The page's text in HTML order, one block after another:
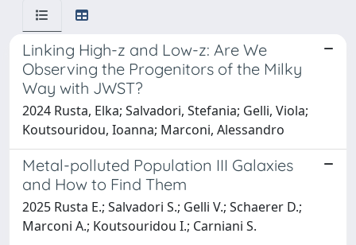
Linking High-z and Low-z: Are We
Observing the Progenitors of the Milky
Way with JWST?
2024 Rusta, Elka; Salvadori, Stefania; Gelli, Viola;
Koutsouridou, Ioanna; Marconi, Alessandro
Metal-polluted Population III Galaxies
and How to Find Them
2025 Rusta E.; Salvadori S.; Gelli V.; Schaerer D.;
Marconi A.; Koutsouridou I.; Carniani S.